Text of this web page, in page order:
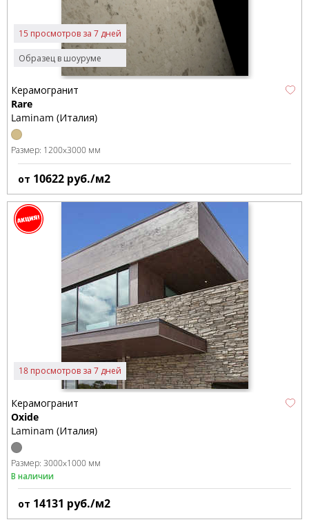
Образец в шоуруме
15 просмотров за 7 дней
Керамогранит
Rare
Laminam (Италия)
Размер: 1200x3000 мм
от 10622 руб./м2
18 просмотров за 7 дней
Керамогранит
Oxide
Laminam (Италия)
Размер: 3000x1000 мм
В наличии
от 14131 руб./м2